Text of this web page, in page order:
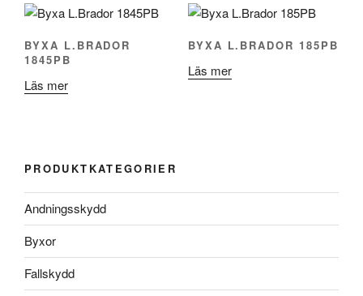
BYXA L.BRADOR
1845PB
Läs mer
BYXA L.BRADOR 185PB
Läs mer
PRODUKTKATEGORIER
Andningsskydd
Byxor
Fallskydd